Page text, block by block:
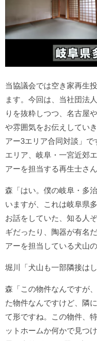
当協議会では空き家再生
ます。今回は、当社団法
りを抜粋しつつ、名古屋
や雰囲気をお伝えしてい
アー3エリア合同対談」
エリア、岐阜・一宮近郊
アーを担当する再生士さ
森「はい。僕の岐阜・多
いますが、これは岐阜県
お話をしていた、知る人
ギだったり、陶器が有名
アーを担当している犬山
堀川「犬山も一部隣接は
森「この物件なんですが
た物件なんですけど、隣
て形ですね。この物件、
ットホームか何かで見つ